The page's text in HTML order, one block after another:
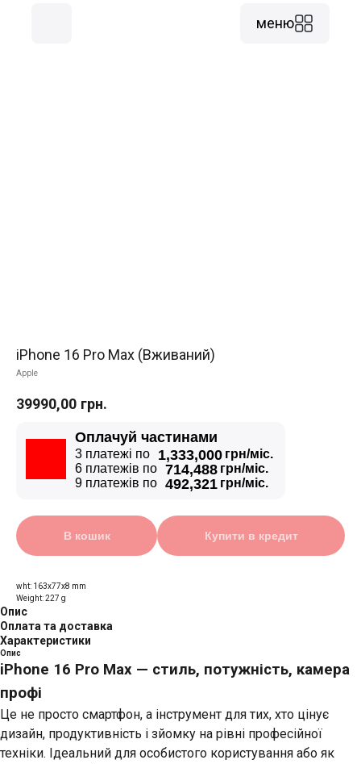
меню
iPhone 16 Pro Max (Вживаний)
Apple
39990,00 грн.
Оплачуй частинами
3 платежі по 1,333,000 грн/міс.
6 платежів по 714,488 грн/міс.
9 платежів по 492,321 грн/міс.
В кошик Купити в кредит
wht: 163x77x8 mm
Weight: 227 g
Опис
Оплата та доставка
Характеристики
Опис
iPhone 16 Pro Max — стиль, потужність, камера
профі
Це не просто смартфон, а інструмент для тих, хто цінує
дизайн, продуктивність і зйомку на рівні професійної
техніки. Ідеальний для особистого користування або як